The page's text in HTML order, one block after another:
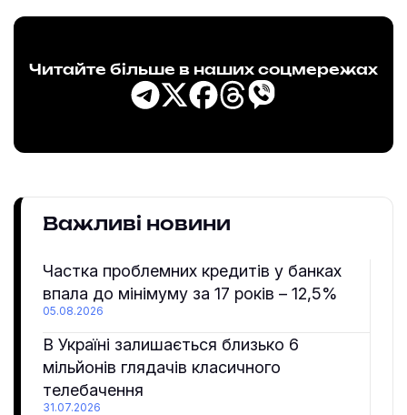
Читайте більше в наших соцмережах
Важливі новини
Частка проблемних кредитів у банках
впала до мінімуму за 17 років – 12,5%
05.08.2026
В Україні залишається близько 6
мільйонів глядачів класичного
телебачення
31.07.2026